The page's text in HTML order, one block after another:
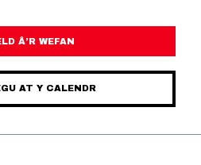
Â’R WEFAN
AT Y CALENDR